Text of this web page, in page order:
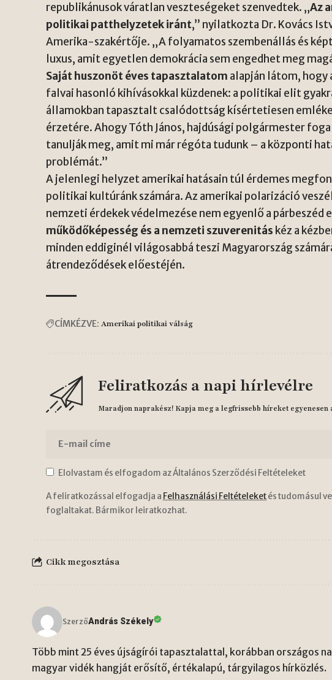
republikánusok váratlan veszteségeket szenvedtek. „Az
politikai patthelyzetek iránt,” nyilatkozta Dr. Kovács
Amerika-szakértője. „A folyamatos szembenállás és
luxus, amit egyetlen demokrácia sem engedhet meg
Saját huszonöt éves tapasztalatom alapján látom, hogy
falvai hasonló kihívásokkal küzdenek: a politikai elit
államokban tapasztalt csalódottság kísértetiesen
érzetére. Ahogy Tóth János, hajdúsági polgármester
tanulják meg, amit mi már régóta tudunk – a központi
problémát.”
A jelenlegi helyzet amerikai hatásain túl érdemes
politikai kultúránk számára. Az amerikai polarizáció
nemzeti érdekek védelmezése nem egyenlő a párbeszéd
működőképesség és a nemzeti szuverenitás kéz a
minden eddiginél világosabbá teszi Magyarország
átrendeződések előestéjén.
CÍMKÉZVE: Amerikai politikai válság
Feliratkozás a napi hírlevélre
Maradjon naprakész! Kapja meg a legfrissebb híreket egyenesen
Elolvastam és elfogadom az Általános Szerződési Feltételeket
A feliratkozással elfogadja a Felhasználási Feltételeketés tudomásul
foglaltakat. Bármikor leiratkozhat.
Cikk megosztása
SzerzőAndrás Székely
Több mint 25 éves újságírói tapasztalattal, korábban országos
magyar vidék hangját erősítő, értékalapú, tárgyilagos hírközlés.